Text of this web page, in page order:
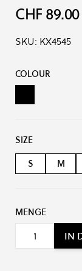
CHF 89.00
SKU: KX4545
Produkt-
COLOUR
Black
SIZE
S
M
MENGE
IN